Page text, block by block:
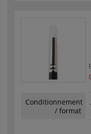
Conditionnement
/ format